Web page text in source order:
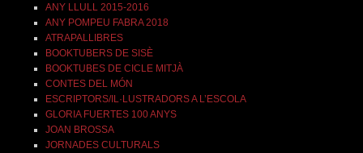
ANY LLULL 2015-2016
ANY POMPEU FABRA 2018
ATRAPALLIBRES
BOOKTUBERS DE SISÈ
BOOKTUBES DE CICLE MITJÀ
CONTES DEL MÓN
ESCRIPTORS/IL·LUSTRADORS A L’ESCOLA
GLORIA FUERTES 100 ANYS
JOAN BROSSA
JORNADES CULTURALS